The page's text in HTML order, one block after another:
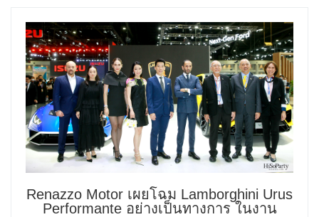
Renazzo Motor เผยโฉม Lamborghini Urus
Performante อย่างเป็นทางการ ในงาน